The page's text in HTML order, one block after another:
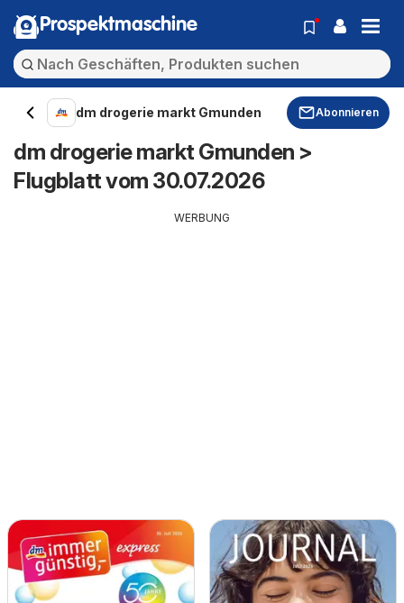
Prospektmaschine
dm drogerie markt Gmunden Abonnieren
dm drogerie markt Gmunden >
Flugblatt vom 30.07.2026
WERBUNG